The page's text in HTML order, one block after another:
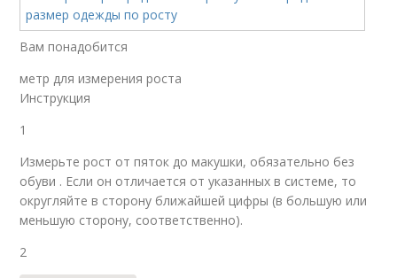
Вам понадобится
метр для измерения роста
Инструкция
1
Измерьте рост от пяток до макушки, обязательно без
обуви . Если он отличается от указанных в системе, то
округляйте в сторону ближайшей цифры (в большую или
меньшую сторону, соответственно).
2